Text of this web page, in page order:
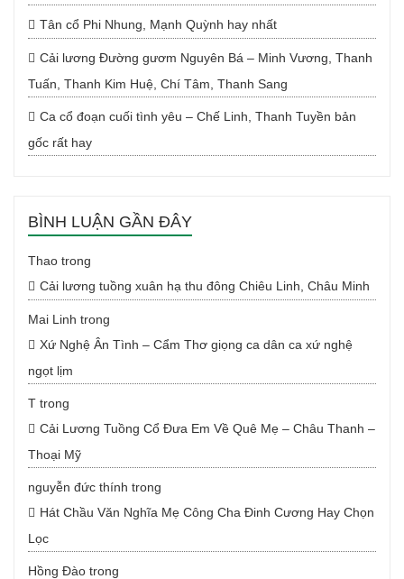
Tân cổ Phi Nhung, Mạnh Quỳnh hay nhất
Cải lương Đường gươm Nguyên Bá – Minh Vương, Thanh
Tuấn, Thanh Kim Huệ, Chí Tâm, Thanh Sang
Ca cổ đoạn cuối tình yêu – Chế Linh, Thanh Tuyền bản
gốc rất hay
BÌNH LUẬN GẦN ĐÂY
Thao trong
Cải lương tuồng xuân hạ thu đông Chiêu Linh, Châu Minh
Mai Linh trong
Xứ Nghệ Ân Tình – Cẩm Thơ giọng ca dân ca xứ nghệ
ngọt lịm
T trong
Cải Lương Tuồng Cổ Đưa Em Về Quê Mẹ – Châu Thanh –
Thoại Mỹ
nguyễn đức thính trong
Hát Chầu Văn Nghĩa Mẹ Công Cha Đinh Cương Hay Chọn
Lọc
Hồng Đào trong